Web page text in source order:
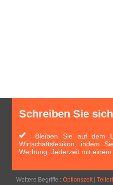
Schreiben Sie
Bleiben Sie auf dem
Wirtschaftslexikon, indem
Werbung. Jederzeit mit einem
Weitere Begriffe : Optionszeit|